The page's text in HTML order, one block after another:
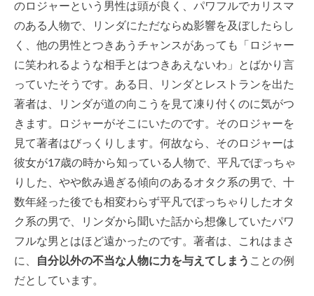
のロジャーという男性は頭が良く、パワフルでカリスマ
のある人物で、リンダにただならぬ影響を及ぼしたらし
く、他の男性とつきあうチャンスがあっても「ロジャー
に笑われるような相手とはつきあえないわ」とばかり言
っていたそうです。ある日、リンダとレストランを出た
著者は、リンダが道の向こうを見て凍り付くのに気がつ
きます。ロジャーがそこにいたのです。そのロジャーを
見て著者はびっくりします。何故なら、そのロジャーは
彼女が17歳の時から知っている人物で、平凡でぽっちゃ
りした、やや飲み過ぎる傾向のあるオタク系の男で、十
数年経った後でも相変わらず平凡でぽっちゃりしたオタ
ク系の男で、リンダから聞いた話から想像していたパワ
フルな男とはほど遠かったのです。著者は、これはまさ
に、
自分以外の不当な人物に力を与えてしまう ことの例
だとしています。